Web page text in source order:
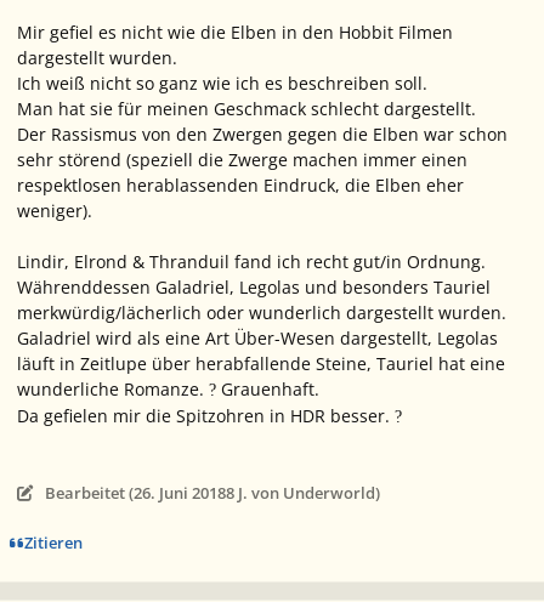
Mir gefiel es nicht wie die Elben in den Hobbit Filmen
dargestellt wurden.
Ich weiß nicht so ganz wie ich es beschreiben soll.
Man hat sie für meinen Geschmack schlecht dargestellt.
Der Rassismus von den Zwergen gegen die Elben war schon
sehr störend (speziell die Zwerge machen immer einen
respektlosen herablassenden Eindruck, die Elben eher
weniger).
Lindir, Elrond & Thranduil fand ich recht gut/in Ordnung.
Währenddessen Galadriel, Legolas und besonders Tauriel
merkwürdig/lächerlich oder wunderlich dargestellt wurden.
Galadriel wird als eine Art Über-Wesen dargestellt, Legolas
läuft in Zeitlupe über herabfallende Steine, Tauriel hat eine
wunderliche Romanze. ? Grauenhaft.
Da gefielen mir die Spitzohren in HDR besser. ?
Bearbeitet (26. Juni 20188 J. von Underworld)
Zitieren